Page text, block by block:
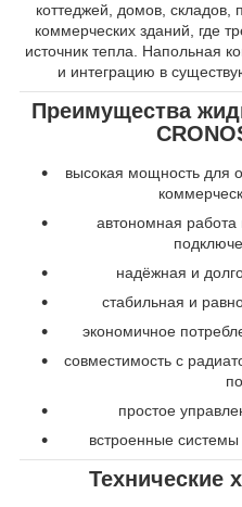
коттеджей, домов, складов,
коммерческих зданий, где
источник тепла. Напольная
и интеграцию в
Преимущества
высокая мощность для
автономная
надёжная и
стабильная и
экономичное
совместимость с
простое
встроенные
Технические